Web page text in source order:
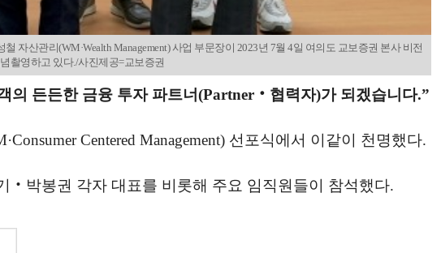
자산관리(WM·Wealth Management) 사업 부문장이 2023년 7월 4일 여의도 교보증권 본사 비전
념촬영하고 있다./사진제공=교보증권
의 든든한 금융 투자 파트너(Partner‧협력자)가 되겠습니다.”
Centered Management) 선포식에서 이같이 천명했다.
‧박봉권 각자 대표를 비롯해 주요 임직원들이 참석했다.